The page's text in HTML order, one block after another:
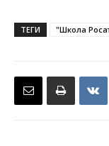
ТЕГИ "Школа